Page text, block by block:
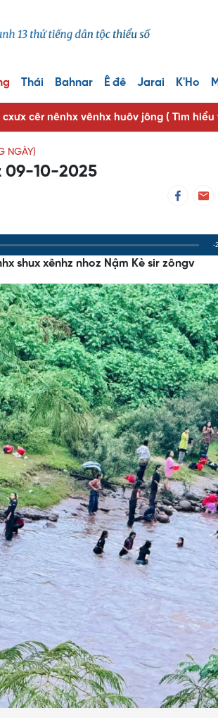
Thái Bahnar Ê đê Jarai K'Ho
cêr nênhx vênhx huôv jông ( Tìm
NGÀY)
09-10-2025
-
shux xênhz nhoz Nậm Kè sir zôngv